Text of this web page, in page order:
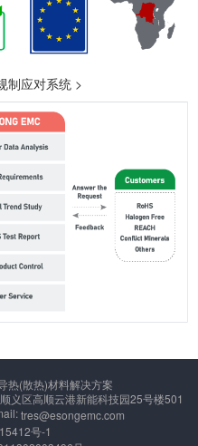
制应对系统 >
热(散热)材料解决方案
义区高顺云港新能科技园25号楼501
tres@esongemc.com
号-1